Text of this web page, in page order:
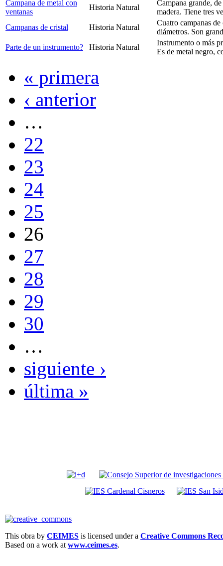
Campana de metal con
ventanas
Historia Natural
Campana grande,
madera. Tiene tres
Campanas de cristal
Historia Natural
Cuatro campanas
diámetros. Son
Parte de un instrumento?
Historia Natural
Instrumento o más
Es de metal negro,
« primera
‹ anterior
…
22
23
24
25
26
27
28
29
30
…
siguiente ›
última »
This obra by CEIMES is licensed under a Creative Commons
Based on a work at www.ceimes.es.